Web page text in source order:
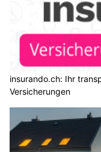
insurando.ch: Ihr
Versicherungen